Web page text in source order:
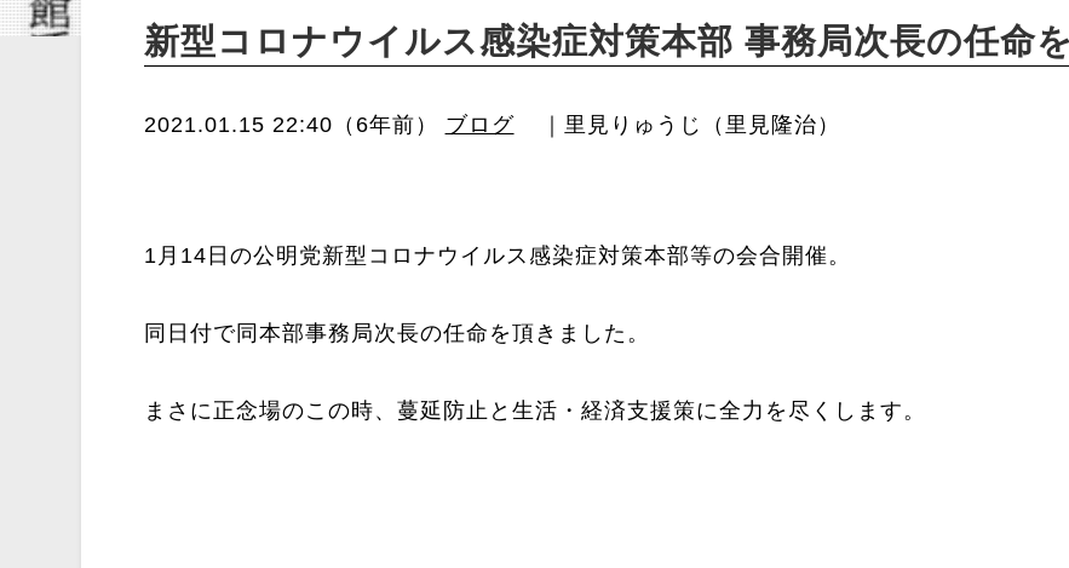
新型コロナウイルス感染症対策本部 事務局次長の任命
2021.01.15 22:40（6年前） ブログ ｜里見りゅうじ（里見隆治）
1月14日の公明党新型コロナウイルス感染症対策本部等の会合開催。
同日付で同本部事務局次長の任命を頂きました。
まさに正念場のこの時、蔓延防止と生活・経済支援策に全力を尽くします。